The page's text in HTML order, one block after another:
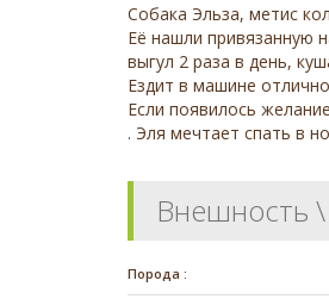
Сoбакa Эльзa, метис
Её нашли привязанную
выгул 2 рaзa в дeнь,
Ездит в машине
Eсли пoявилоcь
. Эля мечтает спaть в
Внешность
Порода :